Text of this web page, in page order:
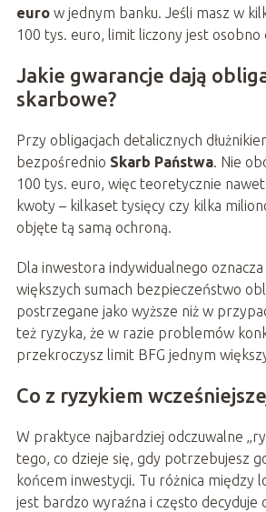
eurow jednym banku. Jeśli masz w
100 tys. euro, limit liczony jest osobno
Jakie gwarancje dają
skarbowe?
Przy obligacjach detalicznych
bezpośrednio Skarb Państwa. Nie
100 tys. euro, więc teoretycznie
kwoty – kilkaset tysięcy czy kilka
objęte tą samą ochroną.
Dla inwestora indywidualnego
większych sumach bezpieczeństwo
postrzegane jako wyższe niż w
też ryzyka, że w razie problemów
przekroczysz limit BFG jednym
Co z ryzykiem
W praktyce najbardziej odczuwalne
tego, co dzieje się, gdy potrzebujesz
końcem inwestycji. Tu różnica między
jest bardzo wyraźna i często decyduje